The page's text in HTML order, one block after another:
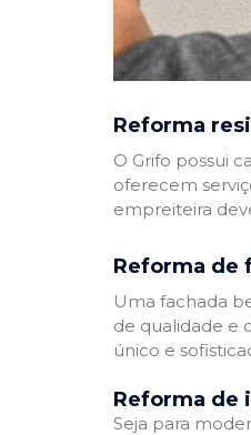
Reforma
O Grifo possui
oferecem
empreiteira
Reforma de
Uma fachada
de qualidade e
único e
Reforma de
Seja para